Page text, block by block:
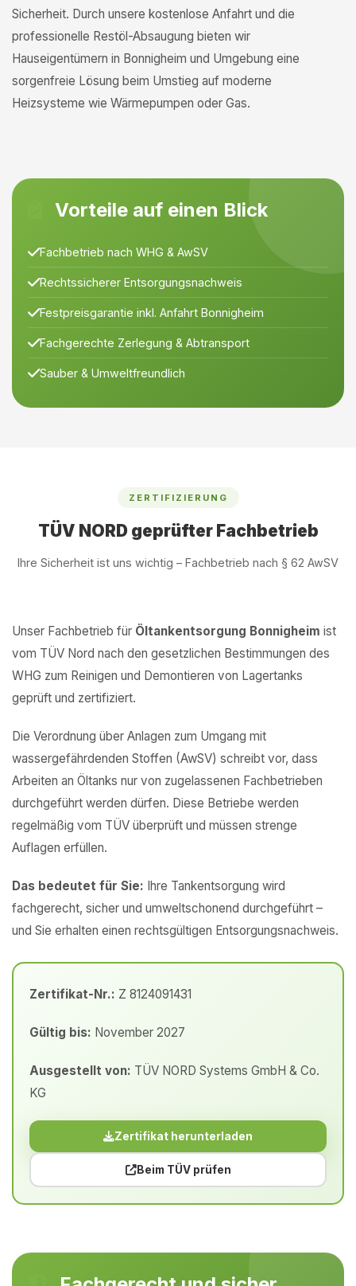
Sicherheit. Durch unsere kostenlose Anfahrt und die
professionelle Restöl-Absaugung bieten wir
Hauseigentümern in Bonnigheim und Umgebung eine
sorgenfreie Lösung beim Umstieg auf moderne
Heizsysteme wie Wärmepumpen oder Gas.
Vorteile auf einen Blick
Fachbetrieb nach WHG & AwSV
Rechtssicherer Entsorgungsnachweis
Festpreisgarantie inkl. Anfahrt Bonnigheim
Fachgerechte Zerlegung & Abtransport
Sauber & Umweltfreundlich
ZERTIFIZIERUNG
TÜV NORD geprüfter Fachbetrieb
Ihre Sicherheit ist uns wichtig – Fachbetrieb nach § 62 AwSV
Unser Fachbetrieb für Öltankentsorgung Bonnigheim ist
vom TÜV Nord nach den gesetzlichen Bestimmungen des
WHG zum Reinigen und Demontieren von Lagertanks
geprüft und zertifiziert.
Die Verordnung über Anlagen zum Umgang mit
wassergefährdenden Stoffen (AwSV) schreibt vor, dass
Arbeiten an Öltanks nur von zugelassenen Fachbetrieben
durchgeführt werden dürfen. Diese Betriebe werden
regelmäßig vom TÜV überprüft und müssen strenge
Auflagen erfüllen.
Das bedeutet für Sie: Ihre Tankentsorgung wird
fachgerecht, sicher und umweltschonend durchgeführt –
und Sie erhalten einen rechtsgültigen Entsorgungsnachweis.
Zertifikat-Nr.: Z 8124091431
Gültig bis: November 2027
Ausgestellt von: TÜV NORD Systems GmbH & Co.
KG
Zertifikat herunterladen
Beim TÜV prüfen